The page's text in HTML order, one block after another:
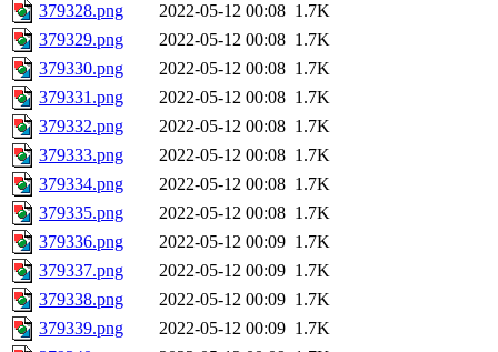
379328.png
2022-05-12 00:08 1.7K
379329.png
2022-05-12 00:08 1.7K
379330.png
2022-05-12 00:08 1.7K
379331.png
2022-05-12 00:08 1.7K
379332.png
2022-05-12 00:08 1.7K
379333.png
2022-05-12 00:08 1.7K
379334.png
2022-05-12 00:08 1.7K
379335.png
2022-05-12 00:08 1.7K
379336.png
2022-05-12 00:09 1.7K
379337.png
2022-05-12 00:09 1.7K
379338.png
2022-05-12 00:09 1.7K
379339.png
2022-05-12 00:09 1.7K